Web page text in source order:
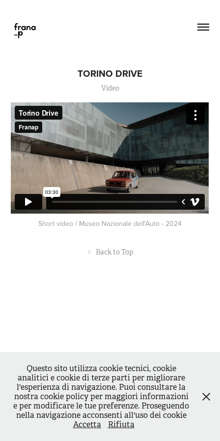
TORINO DRIVE
Video
Short video / Museo Nazionale dell'Auto - 2024
↑ Back to Top
Questo sito utilizza cookie tecnici, cookie
analitici e cookie di terze parti per migliorare
l'esperienza di navigazione. Puoi consultare la
nostra cookie policy per maggiori informazioni
e per modificare le tue preferenze. Proseguendo
nella navigazione acconsenti all'uso dei cookie
Accetta
Rifiuta